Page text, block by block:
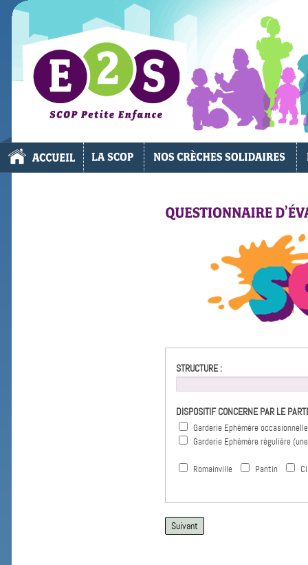
STRUCTURE :
DISPOSITIF CONCERNE PAR LE
Garderie Ephémère
Garderie Ephémère régulière
Romainville Pantin
Suivant